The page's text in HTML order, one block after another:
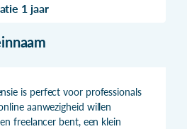
1 jaar
is perfect voor professionals
aanwezigheid willen
freelancer bent, een klein